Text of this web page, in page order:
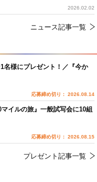
2026.02.02
ニュース記事一覧
名様にプレゼント！／『今か
応募締め切り： 2026.08.14
イルの旅』一般試写会に10組
応募締め切り： 2026.08.15
プレゼント記事一覧